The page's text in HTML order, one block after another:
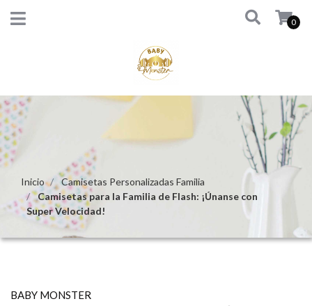
0
Inicio
Camisetas Personalizadas Familia
Camisetas para la Familia de Flash: ¡Únanse con
Super Velocidad!
BABY MONSTER